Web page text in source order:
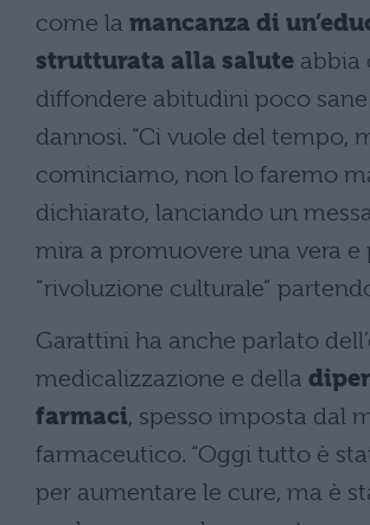
come la mancanza di
strutturata alla salute abbia
diffondere abitudini poco
dannosi. “Ci vuole del tempo,
cominciamo, non lo faremo
dichiarato, lanciando un
mira a promuovere una vera e
“rivoluzione culturale”
Garattini ha anche parlato
medicalizzazione e della
farmaci, spesso imposta dal
farmaceutico. “Oggi tutto è
per aumentare le cure, ma è